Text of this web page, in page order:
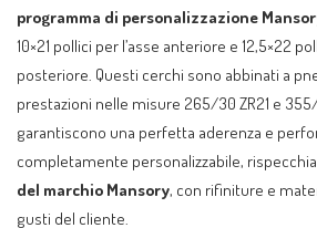
programma di personalizzazione
10×21 pollici per l’asse anteriore e 12,5×22
posteriore. Questi cerchi sono abbinati a
prestazioni nelle misure 265/30 ZR21 e
garantiscono una perfetta aderenza e
completamente personalizzabile,
del marchio Mansory, con rifiniture e
gusti del cliente.